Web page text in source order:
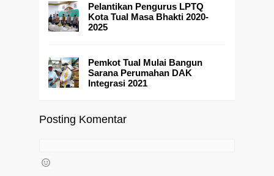
Pelantikan Pengurus LPTQ
Kota Tual Masa Bhakti 2020-
2025
Pemkot Tual Mulai Bangun
Sarana Perumahan DAK
Integrasi 2021
Posting Komentar